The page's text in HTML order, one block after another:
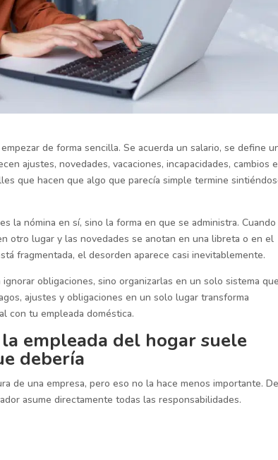
de forma sencilla. Se acuerda un salario, se define
ajustes, novedades, vacaciones, incapacidades, cambios
que hacen que algo que parecía simple termine
la nómina en sí, sino la forma en que se administra.
otro lugar y las novedades se anotan en una libreta o en el
fragmentada, el desorden aparece casi inevitablemente.
obligaciones, sino organizarlas en un solo sistema que
ajustes y obligaciones en un solo lugar transforma
con tu empleada doméstica.
empleada del hogar suele
debería
de una empresa, pero eso no la hace menos importante. De
asume directamente todas las responsabilidades.